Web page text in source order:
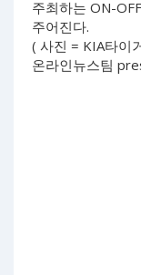
주최하는 ON-
주어진다.
( 사진 = KIA타이
온라인뉴스팀